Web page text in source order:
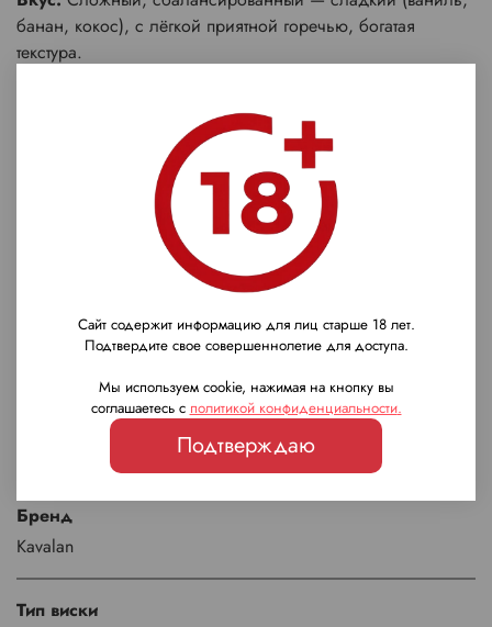
банан, кокос), с лёгкой приятной горечью, богатая
текстура.
Часть титулованной линейки Kavalan (World Whiskies
Awards "лучший мир" 2015–2017); высокие оценки в
дегустациях (4.6/5 на Decanter); отмечен за сложность и
чистоту тропического стиля.
Характеристики
Бренд
Kavalan
Тип виски
Сайт содержит информацию для лиц старше 18 лет.
Подтвердите свое совершеннолетие для доступа.
Мы используем cookie, нажимая на кнопку вы
соглашаетесь с политикой конфиденциальности.
Подтверждаю